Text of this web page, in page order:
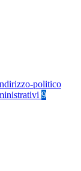
politico
9